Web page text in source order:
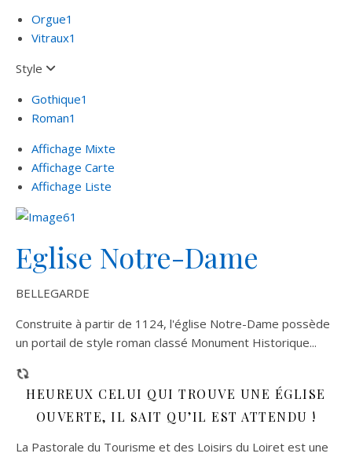
Orgue1
Vitraux1
Style
Gothique1
Roman1
Affichage Mixte
Affichage Carte
Affichage Liste
Eglise Notre-Dame
BELLEGARDE
Construite à partir de 1124, l'église Notre-Dame possède
un portail de style roman classé Monument Historique...
HEUREUX CELUI QUI TROUVE UNE ÉGLISE
OUVERTE, IL SAIT QU’IL EST ATTENDU !
La Pastorale du Tourisme et des Loisirs du Loiret est une